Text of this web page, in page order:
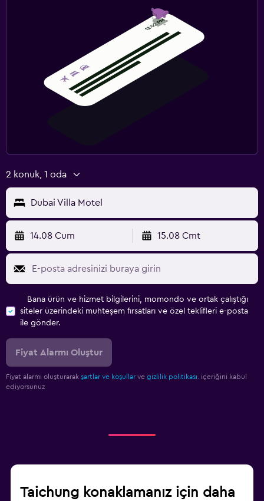
2 konuk, 1 oda
Dubai Villa Motel
14.08 Cum 15.08 Cmt
Bana ürün ve hizmet bilgilerini, momondo ve ortak çalıştığı
siteler üzerindeki muhteşem fırsatları ve özel teklifleri e-posta
ile gönder.
Fiyat Alarmı Oluştur
Fiyat alarmı oluşturarak şartlar ve koşullar ve gizlilik politikası.
içeriğini kabul
ediyorsunuz
Taichung konaklamanız için daha